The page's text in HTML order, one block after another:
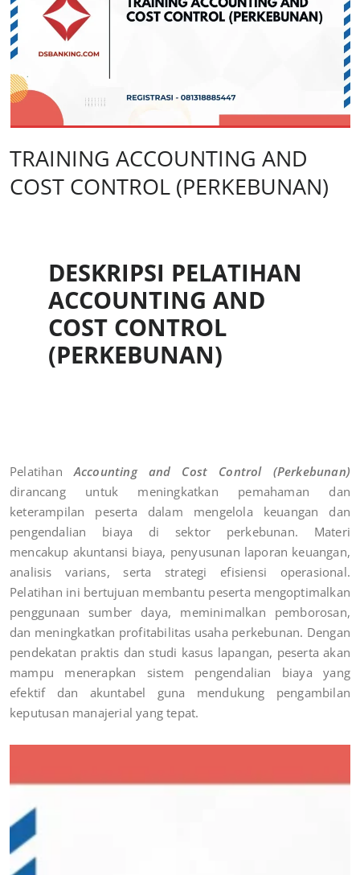
TRAINING ACCOUNTING AND
COST CONTROL (PERKEBUNAN)
DESKRIPSI PELATIHAN
ACCOUNTING AND
COST CONTROL
(PERKEBUNAN)
Pelatihan Accounting and Cost Control (Perkebunan)
dirancang untuk meningkatkan pemahaman dan
keterampilan peserta dalam mengelola keuangan dan
pengendalian biaya di sektor perkebunan. Materi
mencakup akuntansi biaya, penyusunan laporan keuangan,
analisis varians, serta strategi efisiensi operasional.
Pelatihan ini bertujuan membantu peserta mengoptimalkan
penggunaan sumber daya, meminimalkan pemborosan,
dan meningkatkan profitabilitas usaha perkebunan. Dengan
pendekatan praktis dan studi kasus lapangan, peserta akan
mampu menerapkan sistem pengendalian biaya yang
efektif dan akuntabel guna mendukung pengambilan
keputusan manajerial yang tepat.